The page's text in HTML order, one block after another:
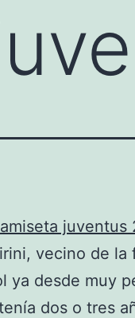
vecino de la
ya desde muy
dos o tres